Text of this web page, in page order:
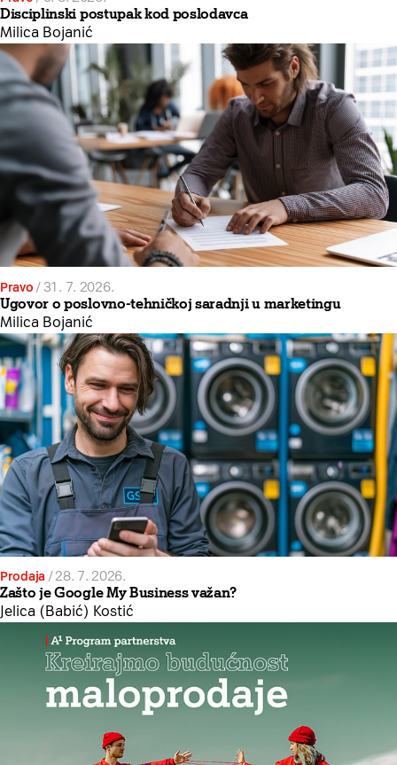
Disciplinski postupak kod poslodavca
Milica Bojanić
Pravo / 31. 7. 2026.
Ugovor o poslovno-tehničkoj saradnji u marketingu
Milica Bojanić
Prodaja /28. 7. 2026.
Zašto je Google My Business važan?
Jelica (Babić) Kostić